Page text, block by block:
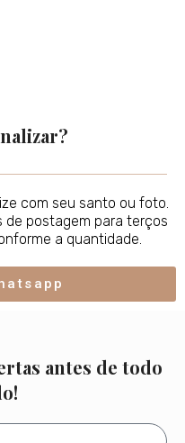
com seu santo ou foto.
de postagem para terços
a quantidade.
antes de todo